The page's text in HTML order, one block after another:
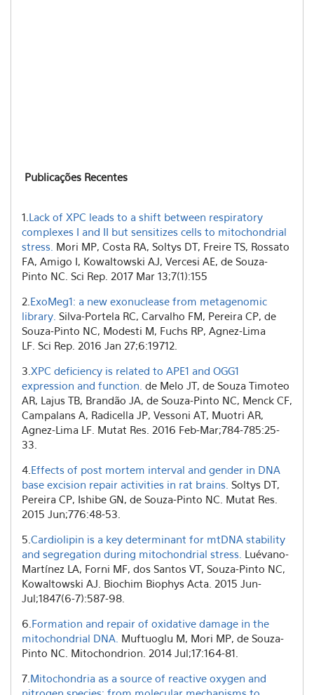
Publicações Recentes
1. Lack of XPC leads to a shift between respiratory
complexes I and II but sensitizes cells to mitochondrial
stress. Mori MP, Costa RA, Soltys DT, Freire TS, Rossato
FA, Amigo I, Kowaltowski AJ, Vercesi AE, de Souza-
Pinto NC. Sci Rep. 2017 Mar 13;7(1):155
2. ExoMeg1: a new exonuclease from metagenomic
library. Silva-Portela RC, Carvalho FM, Pereira CP, de
Souza-Pinto NC, Modesti M, Fuchs RP, Agnez-Lima
LF. Sci Rep. 2016 Jan 27;6:19712.
3. XPC deficiency is related to APE1 and OGG1
expression and function. de Melo JT, de Souza Timoteo
AR, Lajus TB, Brandão JA, de Souza-Pinto NC, Menck CF,
Campalans A, Radicella JP, Vessoni AT, Muotri AR,
Agnez-Lima LF. Mutat Res. 2016 Feb-Mar;784-785:25-
33.
4. Effects of post mortem interval and gender in DNA
base excision repair activities in rat brains. Soltys DT,
Pereira CP, Ishibe GN, de Souza-Pinto NC. Mutat Res.
2015 Jun;776:48-53.
5. Cardiolipin is a key determinant for mtDNA stability
and segregation during mitochondrial stress. Luévano-
Martínez LA, Forni MF, dos Santos VT, Souza-Pinto NC,
Kowaltowski AJ. Biochim Biophys Acta. 2015 Jun-
Jul;1847(6-7):587-98.
6. Formation and repair of oxidative damage in the
mitochondrial DNA. Muftuoglu M, Mori MP, de Souza-
Pinto NC. Mitochondrion. 2014 Jul;17:164-81.
7. Mitochondria as a source of reactive oxygen and